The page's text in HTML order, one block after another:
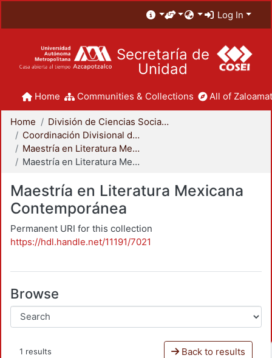
Log In
Secretaría de
Unidad
Home Communities & Collections All of
Home
División de Ciencias Sociales y Humanidades
Coordinación Divisional de Posgrado
Maestría en Literatura Mexicana Contemporánea
Maestría en Literatura Mexicana Contemporánea
Maestría en Literatura Mexicana
Contemporánea
Permanent URI for this collection
https://hdl.handle.net/11191/7021
Browse
1 results Back to results